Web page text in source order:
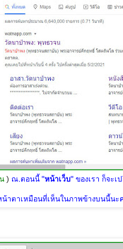
) ณ.ตอนนี้ "หน้าเว็บ" ของเรา ก็จะเ
าตาเหมือนที่เห็นในภาพข้างบนนี้นะ